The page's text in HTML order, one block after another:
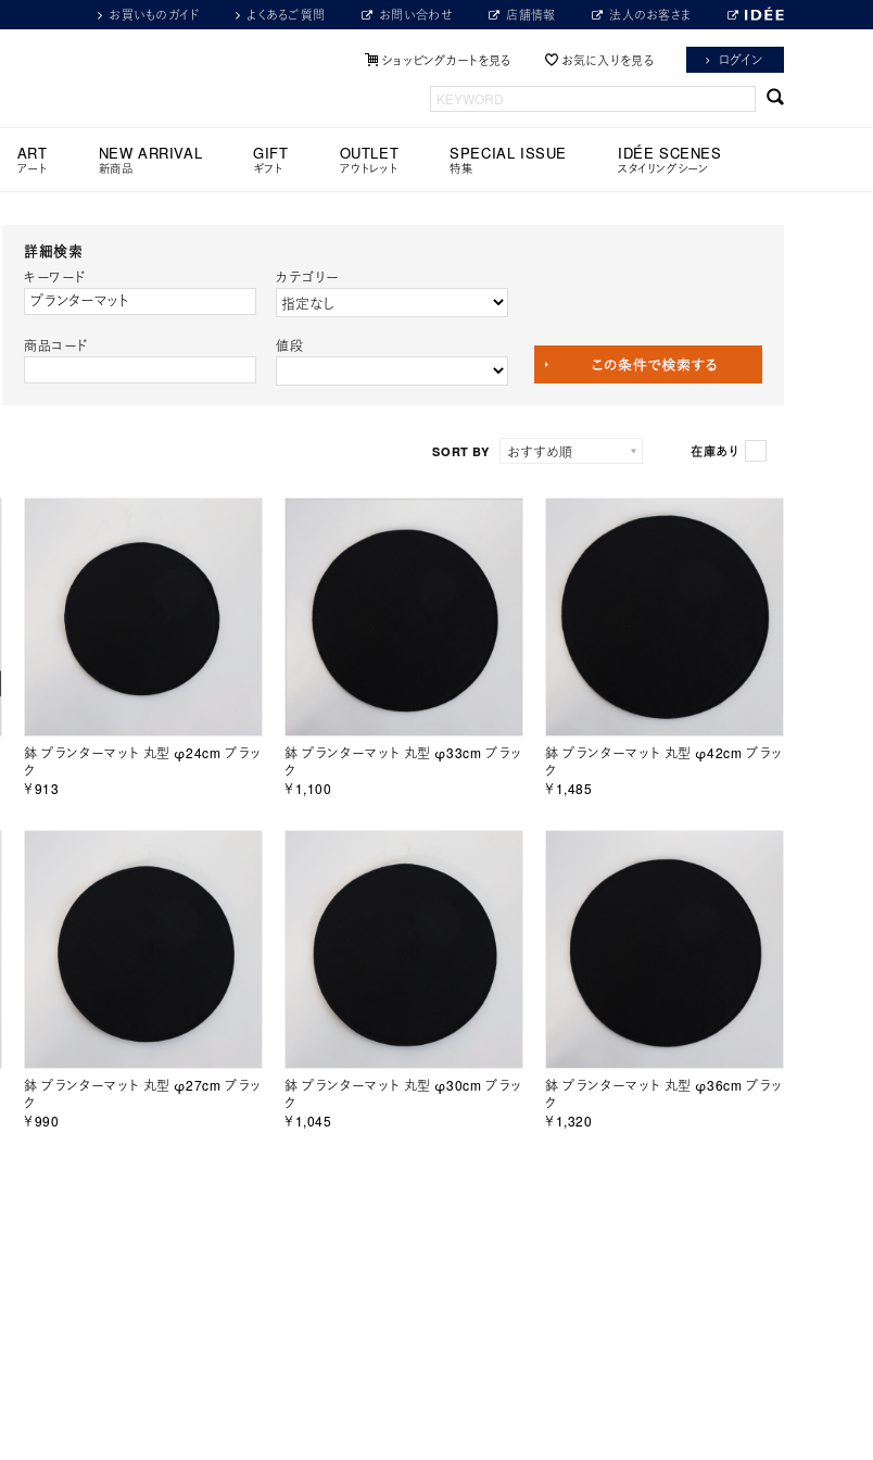
お買いものガイド よくあるご質問 お問い合わせ 店舗情報 法人のお客さま
ショッピングカートを見る お気に入りを見る ログイン
ART
アート
NEW ARRIVAL
新商品
GIFT
ギフト
OUTLET
アウトレット
SPECIAL ISSUE
特集
IDÉE SCENES
スタイリングシーン
詳細検索
キーワード カテゴリー
商品コード 値段
在庫あり
SORT BY
鉢 プランターマット 丸型 φ24cm ブラッ
ク
￥913
鉢 プランターマット 丸型 φ33cm ブラッ
ク
￥1,100
鉢 プランターマット 丸型 φ42cm ブラッ
ク
￥1,485
鉢 プランターマット 丸型 φ27cm ブラッ
ク
￥990
鉢 プランターマット 丸型 φ30cm ブラッ
ク
￥1,045
鉢 プランターマット 丸型 φ36cm ブラッ
ク
￥1,320